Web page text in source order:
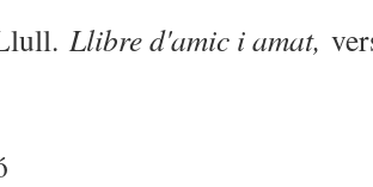
Llibre d'amic i amat,